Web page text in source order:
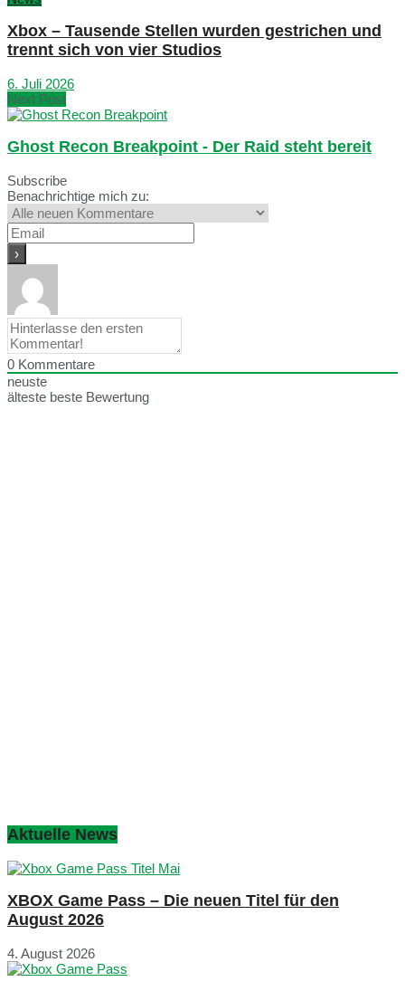
Xbox – Tausende Stellen wurden gestrichen und
trennt sich von vier Studios
6. Juli 2026
Next Post
Ghost Recon Breakpoint - Der Raid steht bereit
Subscribe
Benachrichtige mich zu:
0 Kommentare
neuste
älteste beste Bewertung
Aktuelle News
XBOX Game Pass – Die neuen Titel für den
August 2026
4. August 2026